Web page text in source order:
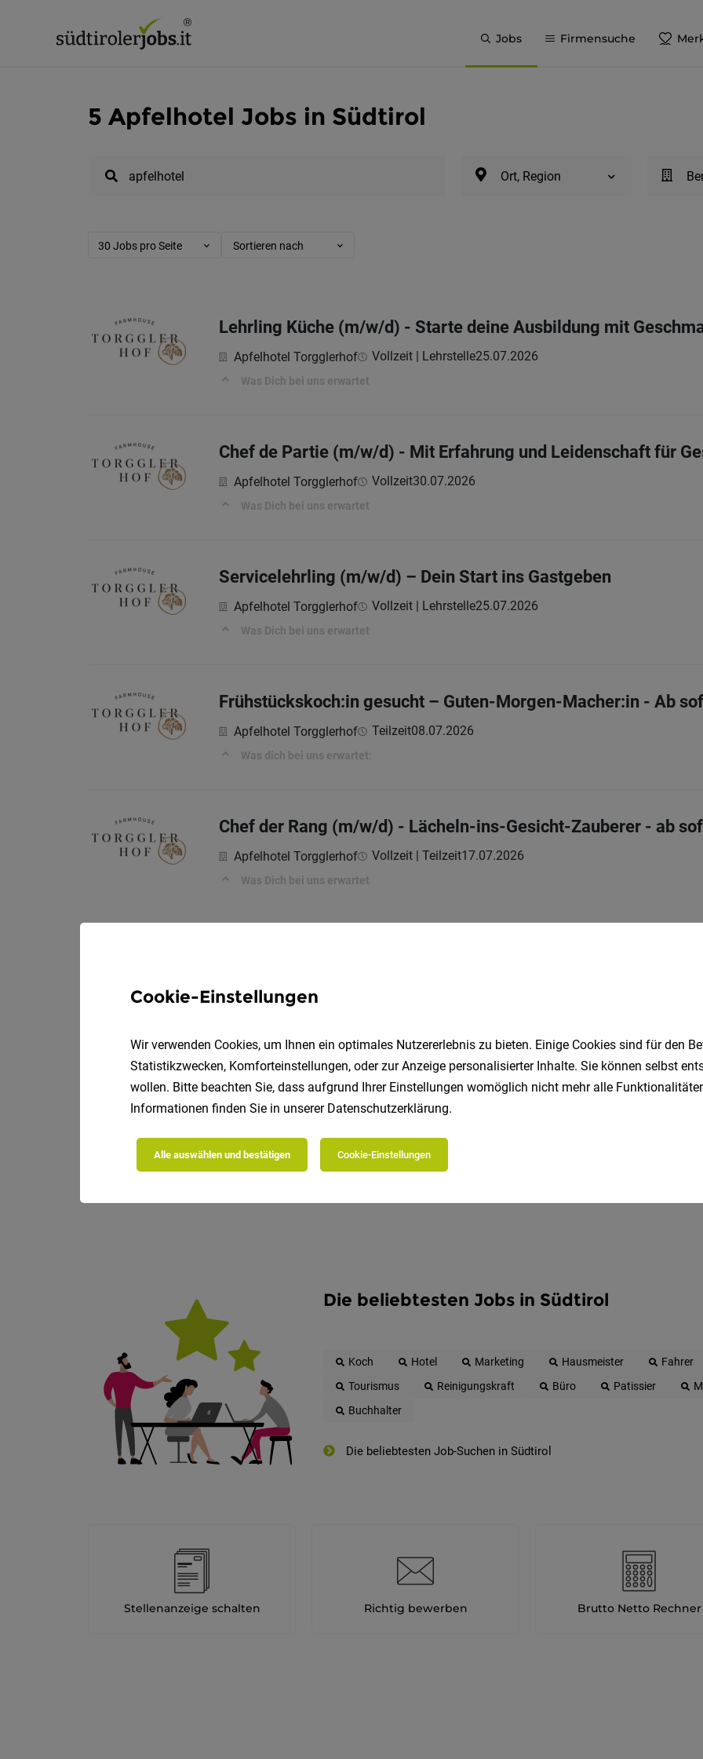
Jobs Firmensuche
5 Apfelhotel Jobs in Südtirol
Ort, Region
30 Jobs pro Seite Sortieren nach
Lehrling Küche (m/w/d) - Starte deine Ausbildung mit
Apfelhotel Torgglerhof Vollzeit | Lehrstelle25.07.2026
Was Dich bei uns erwartet
Chef de Partie (m/w/d) - Mit Erfahrung und Leidenschaft für
Apfelhotel Torgglerhof Vollzeit30.07.2026
Was Dich bei uns erwartet
Servicelehrling (m/w/d) – Dein Start ins Gastgeben
Apfelhotel Torgglerhof Vollzeit | Lehrstelle25.07.2026
Was Dich bei uns erwartet
Frühstückskoch:in gesucht – Guten-Morgen-Macher:in - Ab
Apfelhotel Torgglerhof Teilzeit08.07.2026
Was dich bei uns erwartet:
Chef der Rang (m/w/d) - Lächeln-ins-Gesicht-Zauberer - ab
Apfelhotel Torgglerhof Vollzeit | Teilzeit17.07.2026
Was Dich bei uns erwartet
Speichere deine Suche als
Erhalte alle neuen Stellenangebote automatisch
Die beliebtesten Jobs in Südtirol
Koch Hotel Marketing Hausmeister Fahrer
Tourismus
Reinigungskraft Büro Patissier
Buchhalter
Die beliebtesten Job-Suchen in Südtirol
Stellenanzeige schalten Richtig bewerben Brutto Netto Rechner
Cookie-Einstellungen
Wir verwenden Cookies, um Ihnen ein optimales Nutzererlebnis zu bieten. Einige Cookies sind für den
Statistikzwecken, Komforteinstellungen, oder zur Anzeige personalisierter Inhalte. Sie können selbst
wollen. Bitte beachten Sie, dass aufgrund Ihrer Einstellungen womöglich nicht mehr alle
Informationen finden Sie in unserer Datenschutzerklärung.
Alle auswählen und bestätigen Cookie-Einstellungen